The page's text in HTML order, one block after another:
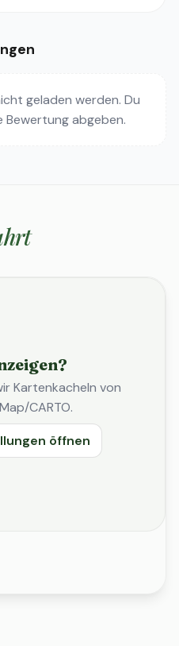
geladen werden. Du
abgeben.
Kartenkacheln von
CARTO.
öffnen